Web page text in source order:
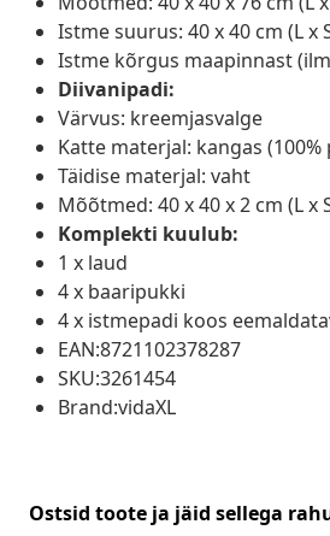
Istme suurus: 40 x 40 cm (L x
Istme kõrgus maapinnast
Diivanipadi:
Värvus: kreemjasvalge
Katte materjal: kangas
Täidise materjal: vaht
Mõõtmed: 40 x 40 x 2 cm (L x
Komplekti kuulub:
1 x laud
4 x baaripukki
4 x istmepadi koos
EAN:8721102378287
SKU:3261454
Brand:vidaXL
Ostsid toote ja jäid sellega